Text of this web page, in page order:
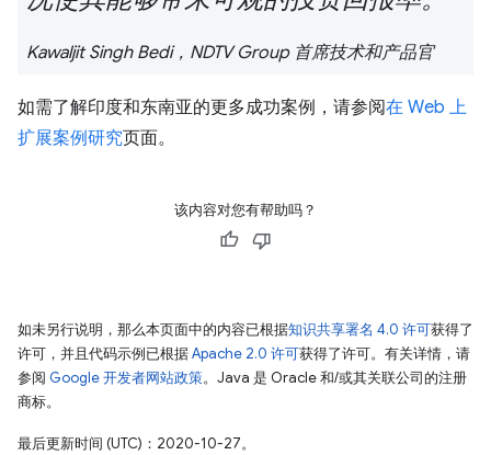
Kawaljit Singh Bedi，NDTV Group 首席技术和产品官
如需了解印度和东南亚的更多成功案例，请参阅在 Web 上
扩展案例研究页面。
该内容对您有帮助吗？
如未另行说明，那么本页面中的内容已根据知识共享署名 4.0 许可获得了
许可，并且代码示例已根据Apache 2.0 许可获得了许可。有关详情，请
参阅 Google 开发者网站政策。Java 是 Oracle 和/或其关联公司的注册
商标。
最后更新时间 (UTC)：2020-10-27。